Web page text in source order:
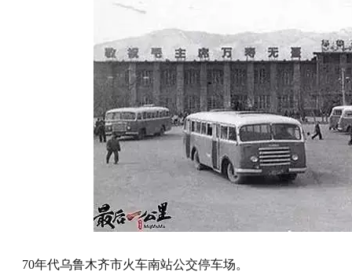
70年代乌鲁木齐市火车南站公交停车场。